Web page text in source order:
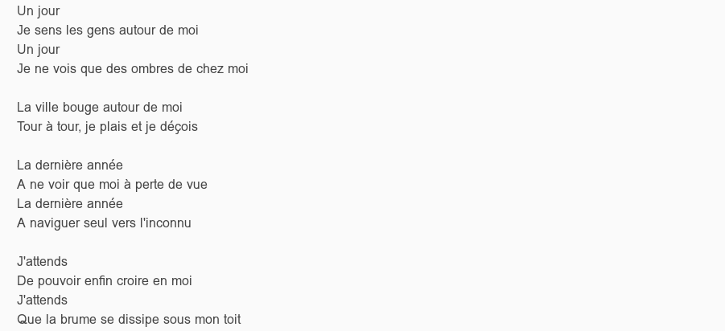
Un jour
Je sens les gens autour de moi
Un jour
Je ne vois que des ombres de chez moi
La ville bouge autour de moi
Tour à tour, je plais et je déçois
La dernière année
A ne voir que moi à perte de vue
La dernière année
A naviguer seul vers l'inconnu
J'attends
De pouvoir enfin croire en moi
J'attends
Que la brume se dissipe sous mon toit